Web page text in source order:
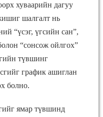
хуваарийн дагуу
шалгалт нь
“үсэг, үгсийн сан”,
“сонсож ойлгох”
түвшинг
график ашиглан
болно.
ямар түвшинд